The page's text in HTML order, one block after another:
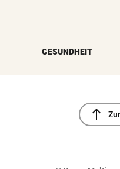
GESUNDHEIT
north